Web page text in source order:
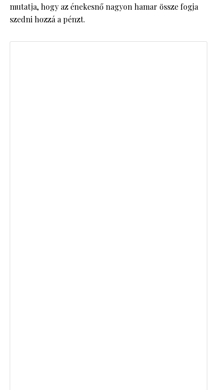
mutatja, hogy az énekesnő nagyon hamar össze fogja
szedni hozzá a pénzt.